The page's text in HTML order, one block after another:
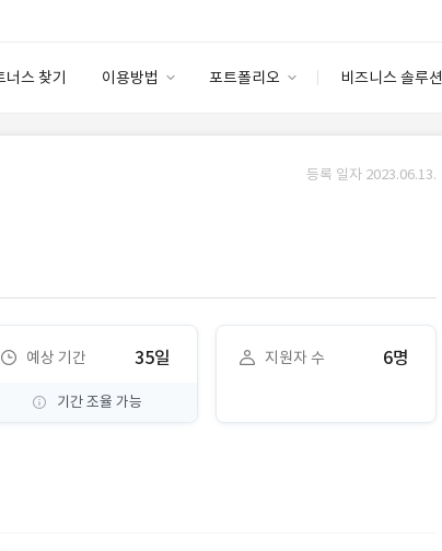
너스 찾기 이용방법 포트폴리오 비즈니스 솔루션
안심 코드 케어
등록 일자 2023.06.13.
예상 기간 35일
기간 조율 가능
지원자 수 6명